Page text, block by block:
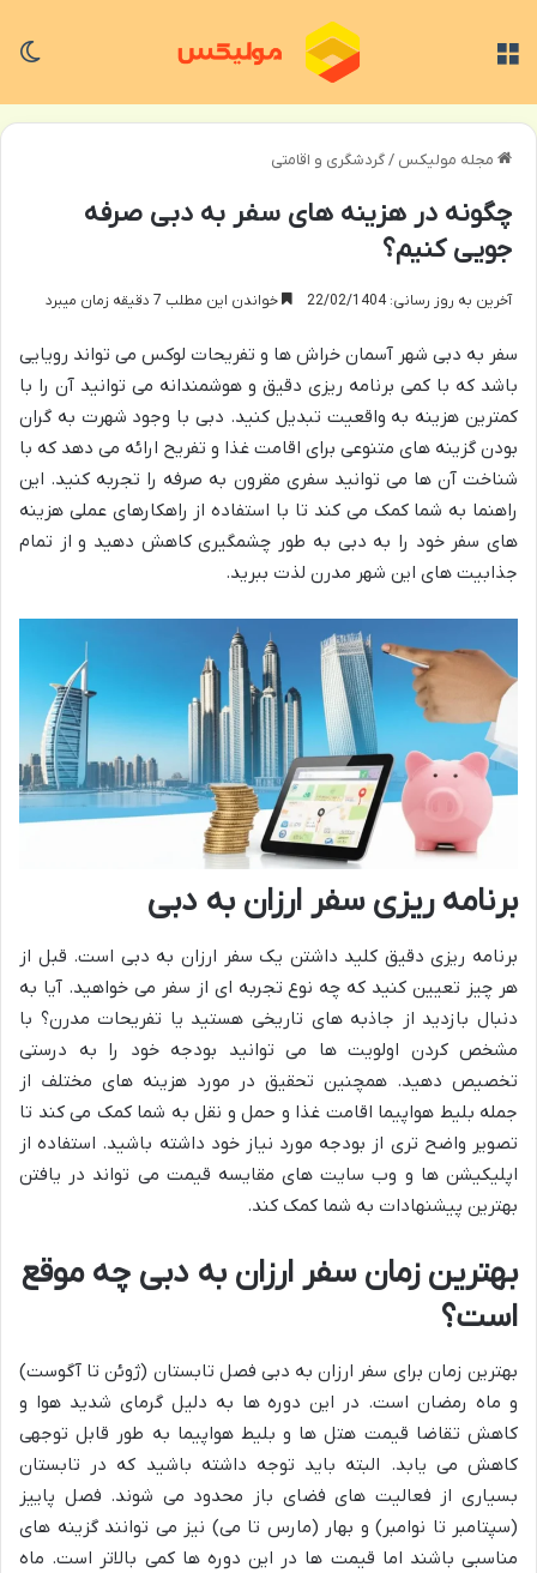
مجله مولیکس /گردشگری و اقامتی
چگونه در هزینه های سفر به دبی صرفه
جویی کنیم؟
آخرین به روز رسانی: 22/02/1404 خواندن این مطلب 7 دقیقه زمان میبرد
سفر به دبی شهر آسمان خراش ها و تفریحات لوکس می تواند رویایی
باشد که با کمی برنامه ریزی دقیق و هوشمندانه می توانید آن را با
کمترین هزینه به واقعیت تبدیل کنید. دبی با وجود شهرت به گران
بودن گزینه های متنوعی برای اقامت غذا و تفریح ارائه می دهد که با
شناخت آن ها می توانید سفری مقرون به صرفه را تجربه کنید. این
راهنما به شما کمک می کند تا با استفاده از راهکارهای عملی هزینه
های سفر خود را به دبی به طور چشمگیری کاهش دهید و از تمام
جذابیت های این شهر مدرن لذت ببرید.
برنامه ریزی سفر ارزان به دبی
برنامه ریزی دقیق کلید داشتن یک سفر ارزان به دبی است. قبل از
هر چیز تعیین کنید که چه نوع تجربه ای از سفر می خواهید. آیا به
دنبال بازدید از جاذبه های تاریخی هستید یا تفریحات مدرن؟ با
مشخص کردن اولویت ها می توانید بودجه خود را به درستی
تخصیص دهید. همچنین تحقیق در مورد هزینه های مختلف از
جمله بلیط هواپیما اقامت غذا و حمل و نقل به شما کمک می کند تا
تصویر واضح تری از بودجه مورد نیاز خود داشته باشید. استفاده از
اپلیکیشن ها و وب سایت های مقایسه قیمت می تواند در یافتن
بهترین پیشنهادات به شما کمک کند.
بهترین زمان سفر ارزان به دبی چه موقع
است؟
بهترین زمان برای سفر ارزان به دبی فصل تابستان (ژوئن تا آگوست)
و ماه رمضان است. در این دوره ها به دلیل گرمای شدید هوا و
کاهش تقاضا قیمت هتل ها و بلیط هواپیما به طور قابل توجهی
کاهش می یابد. البته باید توجه داشته باشید که در تابستان
بسیاری از فعالیت های فضای باز محدود می شوند. فصل پاییز
(سپتامبر تا نوامبر) و بهار (مارس تا می) نیز می توانند گزینه های
مناسبی باشند اما قیمت ها در این دوره ها کمی بالاتر است. ماه